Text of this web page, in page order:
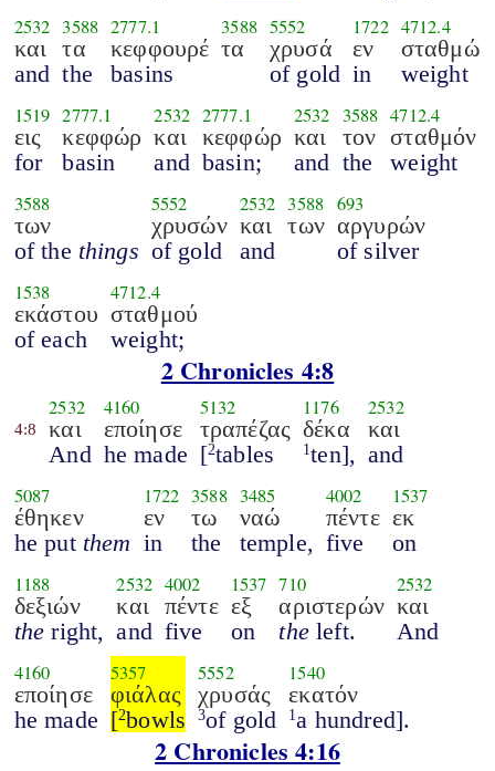
2532
και
and
3588
τα
the
2777.1
κεφφουρέ
basins
3588
τα
5552
χρυσά
of gold
1722
εν
in
4712.4
σταθμώ
weight
1519
εις
for
2777.1
κεφφώρ
basin
2532
και
and
2777.1
κεφφώρ
basin;
2532
και
and
3588
τον
the
4712.4
σταθμόν
weight
3588
των
of the things
5552
χρυσών
of gold
2532
και
and
3588
των
693
αργυρών
of silver
1538
εκάστου
of each
4712.4
σταθμού
weight;
2 Chronicles 4:8
4:8
2532
και
And
4160
εποίησε
he made
5132
τραπέζας
[2tables
1176
δέκα
1ten],
2532
και
and
5087
έθηκεν
he put them
1722
εν
in
3588
τω
the
3485
ναώ
temple,
4002
πέντε
five
1537
εκ
on
1188
δεξιών
the right,
2532
και
and
4002
πέντε
five
1537
εξ
on
710
αριστερών
theleft.
2532
και
And
4160
εποίησε
he made
5357
φιάλας
[2bowls
5552
χρυσάς
3of gold
1540
εκατόν
1 a hundred].
2 Chronicles 4:16